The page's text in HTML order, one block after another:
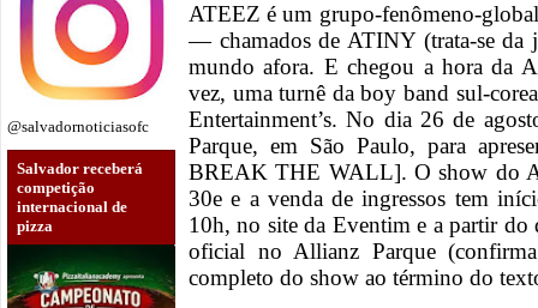
@salvadornoticiasofc
Salvador receberá
competição
internacional de
pizza
ATEEZ é um grupo-fenômeno-
— chamados de ATINY (trata-se
mundo afora. E chegou a hora da
vez, uma turnê da boy band sul-
Entertainment’s. No dia 26 de
Parque, em São Paulo, para
BREAK THE WALL]. O show do
30e e a venda de ingressos tem
10h, no site da Eventim e a partir
oficial no Allianz Parque
completo do show ao término do